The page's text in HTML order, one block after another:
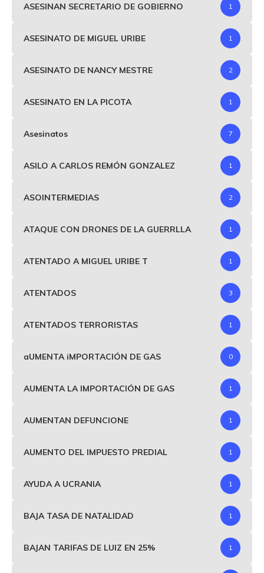
ASESINAN SECRETARIO DE GOBIERNO 1
ASESINATO DE MIGUEL URIBE 1
ASESINATO DE NANCY MESTRE 2
ASESINATO EN LA PICOTA 1
Asesinatos 7
ASILO A CARLOS REMÓN GONZALEZ 1
ASOINTERMEDIAS 2
ATAQUE CON DRONES DE LA GUERRLLA 1
ATENTADO A MIGUEL URIBE T 1
ATENTADOS 3
ATENTADOS TERRORISTAS 1
aUMENTA iMPORTACIÓN DE GAS 0
AUMENTA LA IMPORTACIÓN DE GAS 1
AUMENTAN DEFUNCIONE 1
AUMENTO DEL IMPUESTO PREDIAL 1
AYUDA A UCRANIA 1
BAJA TASA DE NATALIDAD 1
BAJAN TARIFAS DE LUIZ EN 25% 1